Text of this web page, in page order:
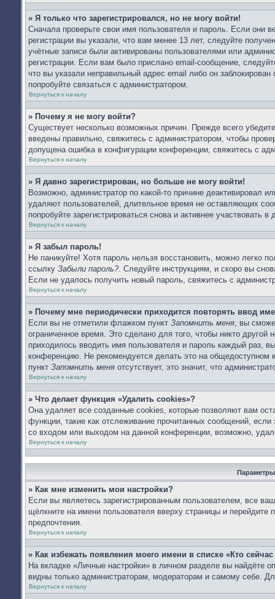
» Я только что зарегистрировался, но не могу войти!
Сначала проверьте свои имя пользователя и пароль. Если они
регистрации вы указали, что вам менее 13 лет, следуйте
учётные записи были активированы пользователями или
регистрации. Если вам было прислано email-сообщение,
что вы указали неправильный адрес email либо он
попробуйте связаться с администратором.
Вернуться к началу
» Почему я не могу войти?
Существует несколько возможных причин. Прежде всего
введены правильно, свяжитесь с администратором, чтобы
допущена ошибка в конфигурации конференции, свяжитесь с
Вернуться к началу
» Я давно зарегистрирован, но больше не могу войти!
Возможно, администратор по какой-то причине деактивировал
удаляют пользователей, длительное время не оставляющих
попробуйте зарегистрироваться снова и активнее участвовать в
Вернуться к началу
» Я забыл пароль!
Не паникуйте! Хотя пароль нельзя восстановить, можно легко
ссылку Забыли пароль?. Следуйте инструкциям, и скоро вы
Если не удалось получить новый пароль, свяжитесь с
Вернуться к началу
» Почему мне периодически приходится повторять ввод
Если вы не отметили флажком пункт Запомнить меня, вы
ограниченное время. Это сделано для того, чтобы никто
приходилось вводить имя пользователя и пароль каждый раз,
конференцию. Не рекомендуется делать это на общедоступном
пункт Запомнить меня отсутствует, это значит, что
Вернуться к началу
» Что делает функция «Удалить cookies»?
Она удаляет все созданные cookies, которые позволяют вам
функции, такие как отслеживание прочитанных сообщений,
со входом или выходом на данной конференции, возможно,
Вернуться к началу
Параметры
» Как мне изменить мои настройки?
Если вы являетесь зарегистрированным пользователем, все
щёлкните на имени пользователя вверху страницы и перейдите
предпочтения.
Вернуться к началу
» Как избежать появления моего имени в списке «Кто
На вкладке «Личные настройки» в личном разделе вы найдёте
видны только администраторам, модераторам и самому себе.
Вернуться к началу